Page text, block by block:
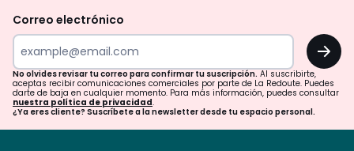
tu
para
confirmar
tu
suscripción.
Correo electrónico
OK
No olvides revisar tu correo para confirmar tu suscripción. Al suscribirte,
aceptas recibir comunicaciones comerciales por parte de La Redoute. Puedes
darte de baja en cualquier momento. Para más información, puedes consultar
nuestra política de privacidad.
¿Ya eres cliente? Suscríbete a la newsletter desde tu espacio personal.